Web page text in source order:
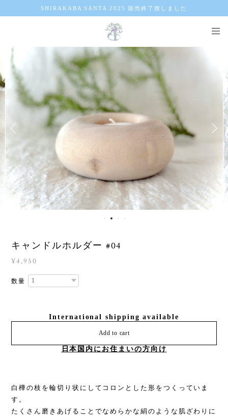
SHIRAKABA SANTA 2025 販売終了致しました
キャンドルホルダー #04
¥4,950
数量
International shipping available
Add to cart
日本国内にお住まいの方向け
白樺の枝を輪切り状にしてコロンとした形をつくっていま
す。
たくさん磨きあげることでなめらかな絹のような肌ざわりに